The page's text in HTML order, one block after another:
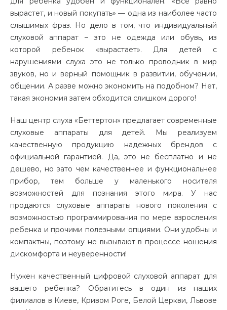
вырастет, и новый покупать» — одна из наиболее часто
слышимых фраз. Но дело в том, что индивидуальный
слуховой аппарат – это не одежда или обувь, из
которой ребенок «вырастает». Для детей с
нарушениями слуха это не только проводник в мир
звуков, но и верный помощник в развитии, обучении,
общении. А разве можно экономить на подобном? Нет,
такая экономия затем обходится слишком дорого!
Наш центр слуха «Беттертон» предлагает современные
слуховые аппараты для детей. Мы реализуем
качественную продукцию надежных брендов с
официальной гарантией. Да, это не бесплатно и не
дешево, но зато чем качественнее и функциональнее
прибор, тем больше у маленького носителя
возможностей для познания этого мира. У нас
продаются слуховые аппараты нового поколения с
возможностью программирования по мере взросления
ребенка и прочими полезными опциями. Они удобны и
компактны, поэтому не вызывают в процессе ношения
дискомфорта и неуверенности!
Нужен качественный цифровой слуховой аппарат для
вашего ребенка? Обратитесь в один из наших
филиалов в Киеве, Кривом Роге, Белой Церкви, Львове